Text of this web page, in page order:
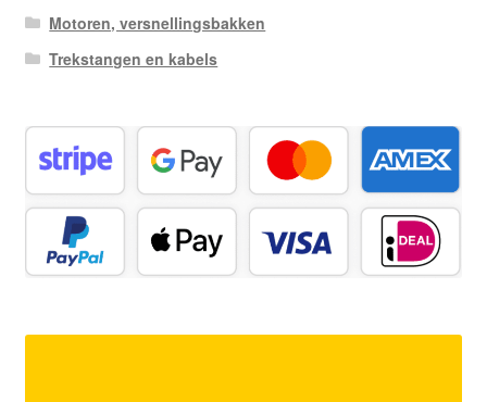
Motoren, versnellingsbakken
Trekstangen en kabels